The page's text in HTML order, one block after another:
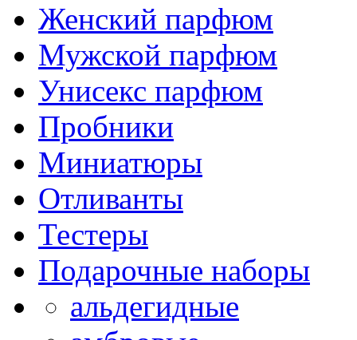
Женский парфюм
Мужской парфюм
Унисекс парфюм
Пробники
Миниатюры
Отливанты
Тестеры
Подарочные наборы
альдегидные